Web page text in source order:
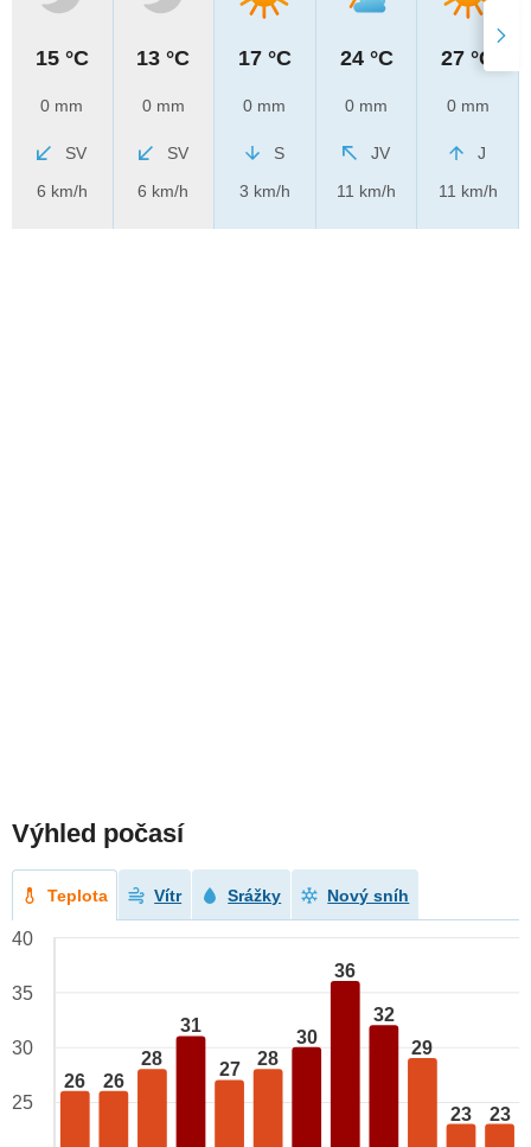
15 °C
0 mm
SV
6 km/h
13 °C
0 mm
SV
6 km/h
17 °C
0 mm
S
3 km/h
24 °C
0 mm
JV
11 km/h
27 °C
0 mm
J
11 km/h
Výhled počasí
Teplota Vítr Srážky Nový sníh
26 26
28
31
27
28
30
36
32
29
23 23
40
35
30
25